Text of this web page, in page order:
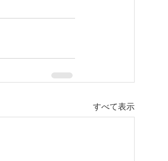
すべて表示